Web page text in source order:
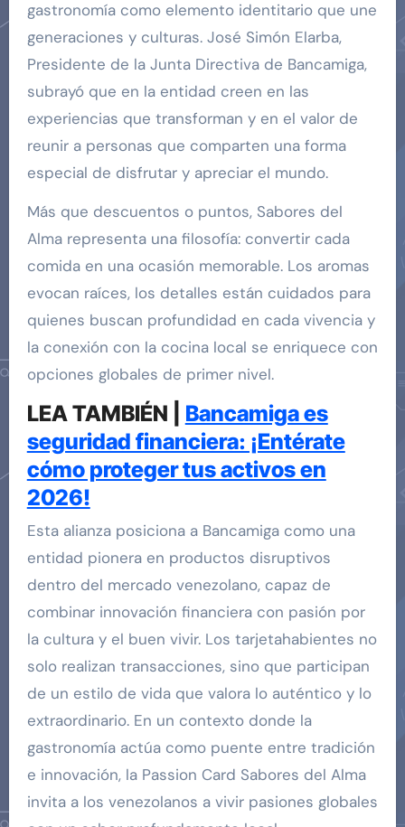
gastronomía como elemento identitario que une
generaciones y culturas. José Simón Elarba,
Presidente de la Junta Directiva de Bancamiga,
subrayó que en la entidad creen en las
experiencias que transforman y en el valor de
reunir a personas que comparten una forma
especial de disfrutar y apreciar el mundo.
Más que descuentos o puntos, Sabores del
Alma representa una filosofía: convertir cada
comida en una ocasión memorable. Los aromas
evocan raíces, los detalles están cuidados para
quienes buscan profundidad en cada vivencia y
la conexión con la cocina local se enriquece con
opciones globales de primer nivel.
LEA TAMBIÉN | Bancamiga es
seguridad financiera: ¡Entérate
cómo proteger tus activos en
2026!
Esta alianza posiciona a Bancamiga como una
entidad pionera en productos disruptivos
dentro del mercado venezolano, capaz de
combinar innovación financiera con pasión por
la cultura y el buen vivir. Los tarjetahabientes no
solo realizan transacciones, sino que participan
de un estilo de vida que valora lo auténtico y lo
extraordinario. En un contexto donde la
gastronomía actúa como puente entre tradición
e innovación, la Passion Card Sabores del Alma
invita a los venezolanos a vivir pasiones globales